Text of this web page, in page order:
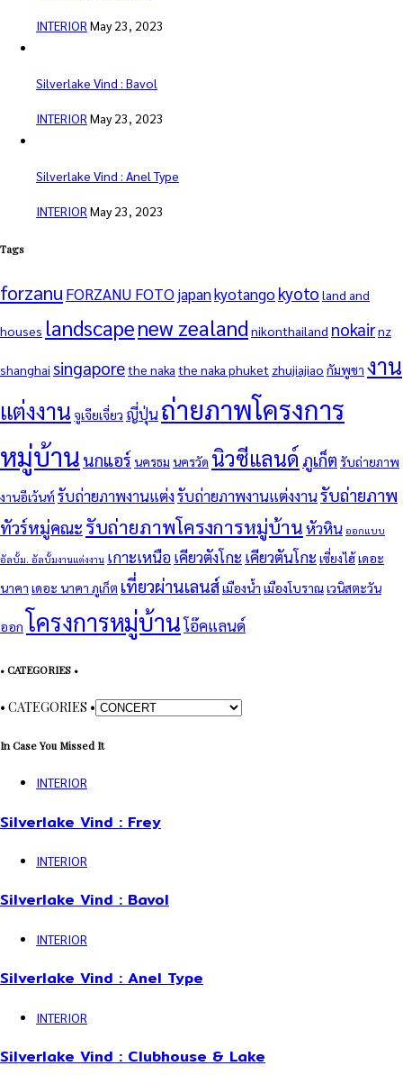
INTERIOR May 23, 2023
Silverlake Vind : Bavol
INTERIOR May 23, 2023
Silverlake Vind : Anel Type
INTERIOR May 23, 2023
Tags
forzanu FORZANU FOTO japankyotangokyoto land and
houses landscapenew zealand nikonthailand nokairnz
shanghai singaporethe naka the naka phuket zhujiajiao กัมพูชา งาน
แต่งงาน จูเจียเจี่ยว ญี่ปุ่นถ่ายภาพโครงการ
หมู่บ้าน นกแอร์ นครธม นครวัด นิวซีแลนด์ ภูเก็ต รับถ่ายภาพ
งานอีเว้นท์รับถ่ายภาพงานแต่งรับถ่ายภาพงานแต่งงานรับถ่ายภาพ
ทัวร์หมู่คณะ รับถ่ายภาพโครงการหมู่บ้านหัวหิน ออกแบบ
อัลบั้ม. อัลบั้มงานแต่งงาน เกาะเหนือเคียวตังโกะ เคียวตันโกะ เซี่ยงไฮ้เดอะ
นาคา เดอะ นาคา ภูเก็ต เที่ยวผ่านเลนส์เมืองน้ำ เมืองโบราณเวนิสตะวัน
ออก โครงการหมู่บ้านโอ๊คแลนด์
• CATEGORIES •
• CATEGORIES •
In Case You Missed It
INTERIOR
Silverlake Vind : Frey
INTERIOR
Silverlake Vind : Bavol
INTERIOR
Silverlake Vind : Anel Type
INTERIOR
Silverlake Vind : Clubhouse & Lake